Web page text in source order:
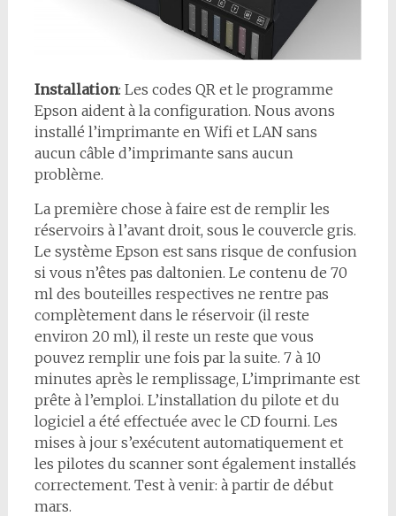
Installation: Les codes QR et le programme
Epson aident à la configuration. Nous avons
installé l’imprimante en Wifi et LAN sans
aucun câble d’imprimante sans aucun
problème.
La première chose à faire est de remplir les
réservoirs à l’avant droit, sous le couvercle gris.
Le système Epson est sans risque de confusion
si vous n’êtes pas daltonien. Le contenu de 70
ml des bouteilles respectives ne rentre pas
complètement dans le réservoir (il reste
environ 20 ml), il reste un reste que vous
pouvez remplir une fois par la suite. 7 à 10
minutes après le remplissage, L’imprimante est
prête à l’emploi. L’installation du pilote et du
logiciel a été effectuée avec le CD fourni. Les
mises à jour s’exécutent automatiquement et
les pilotes du scanner sont également installés
correctement. Test à venir: à partir de début
mars.